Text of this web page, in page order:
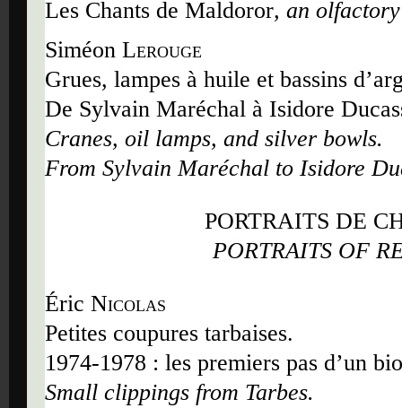
Les Chants de Maldoror, an
Siméon Lerouge
Grues, lampes à huile et bassins d’
De Sylvain Maréchal à Isidore
Cranes, oil lamps, and silver bowls.
From Sylvain Maréchal to Isidore
PORTRAITS DE
PORTRAITS OF
Éric Nicolas
Petites coupures tarbaises.
1974-1978 : les premiers pas d’un
Small clippings from Tarbes.